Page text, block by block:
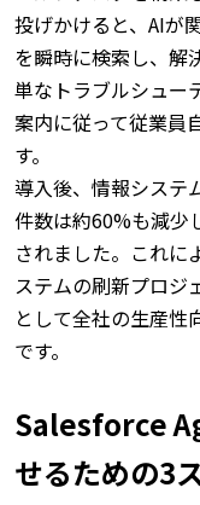
投げかけると、AIが
を瞬時に検索し、解
単なトラブルシュー
案内に従って従業員
す。
導入後、情報システ
件数は約60%も減少
されました。 これに
ステムの刷新プロジ
として全社の生産性
です。
Salesforce
せるための3